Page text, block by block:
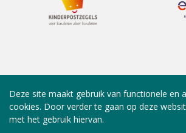
Deze site maakt gebruik van functionele en
cookies. Door verder te gaan op deze
met het gebruik hiervan.